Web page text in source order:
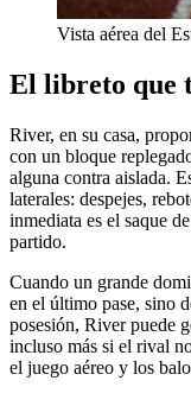
Vista aérea del
El libreto que
River, en su casa,
con un bloque
alguna contra aislada.
laterales: despejes,
inmediata es el saque
partido.
Cuando un grande
en el último pase, sino
posesión, River puede
incluso más si el rival
el juego aéreo y los